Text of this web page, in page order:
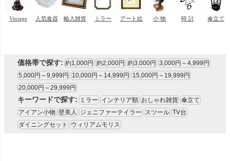
価格帯で探す: 約1,000円 約2,000円 約3,000円 3,000円～4,999円
5,000円～9,999円
10,000円～14,999円
15,000円～19,999円
20,000円～29,999円
キーワードで探す: ミラー インテリア額 おしゃれ雑貨 傘立て
アイアン小物 壁美人 ジェニファーテイラー スツール TV台
ダイニングセット
ウィリアムモリス